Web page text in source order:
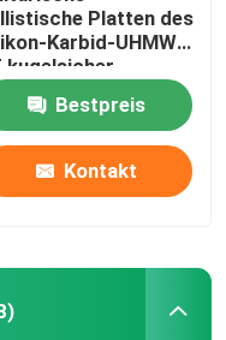
Platten des
Karbid-UHMW-
kugelsicher
Bestpreis
Kontakt